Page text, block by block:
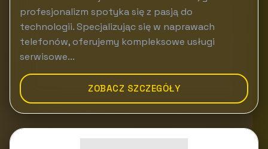
profesjonalizm spotyka się z pasją do
technologii. Specjalizując się w naprawach
telefonów, oferujemy kompleksowe usługi
serwisowe...
ZOBACZ SZCZEGÓŁY